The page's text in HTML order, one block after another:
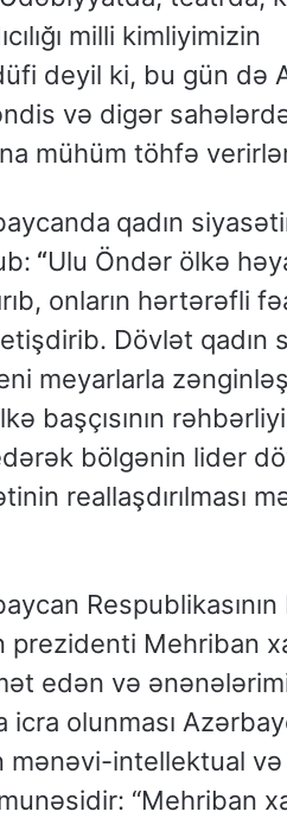
milli kimliyimizin
deyil ki, bu gün də
və digər
mühüm töhfə
qadın
“Ulu Öndər ölkə
onların hərtərəfli
Dövlət qadın
meyarlarla
başçısının
bölgənin lider
reallaşdırılması
Mehriban
edən və
olunması
mənəvi-intellektual
“Mehriban